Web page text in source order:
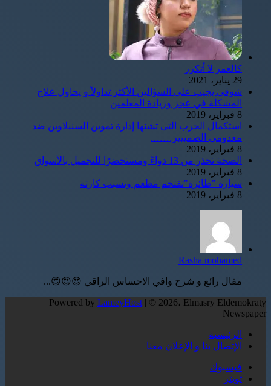
كالعمر لا أتكرر
29 يناير، 2021
شوقى يجيب على السؤالين الأكثر تداولاً و يحاول علاج
المشكلة في عجز وزيادة المعلمين
8 فبراير، 2019
استكمال الحرب التى تشنها إدارة تموين السنبلاوين ضد
معدومى الضمييير…….
8 فبراير، 2019
الصحة تحذر من 13 دواءً ومستحضرًا للتجميل بالأسواق
8 فبراير، 2019
سيارة "طائرة"تقتحم مطعم وتسبب كارثة
8 فبراير، 2019
Rasha mohamed
مقال رائع و شرح وافي الاحساس الراقي 😍😍😍...
Powered by LameyHost | © 2026، Elmasry Eldemokraty
Newspaper
الرئيسية
الإتصال بنا و الإعلان معنا
فيسبوك
تويتر